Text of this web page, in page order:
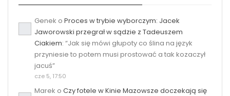
Genek o Proces w trybie wyborczym: Jacek
Jaworowski przegrał w sądzie z Tadeuszem
Ciakiem: “Jak się mówi głupoty co ślina na język
przyniesie to potem musi prostować a tak kozaczył
jacuś”
cze 5, 17:50
Marek o Czy fotele w Kinie Mazowsze doczekają się